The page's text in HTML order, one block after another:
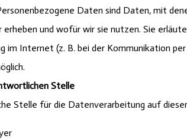
Daten sind Daten, mit
und wofür wir sie nutzen. Sie
im Internet (z. B. bei der Kommunikation
Stelle
Stelle für die Datenverarbeitung auf